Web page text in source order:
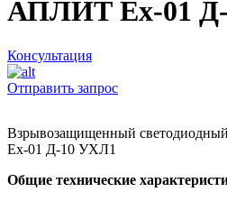
АПЛИТ Ех-01
Консультация
Отправить запрос
Взрывозащищенный
Ех-01 Д-10 УХЛ1
Общие технические